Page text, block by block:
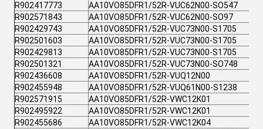
R902417773
AA10VO85DFR1/52R-VUC62N00-SO547
R902571843
AA10VO85DFR1/52R-VUC62N00-SO97
R902429743
AA10VO85DFR1/52R-VUC73N00-S1705
R902501603
AA10VO85DFR1/52R-VUC73N00-S1705
R902429813
AA10VO85DFR1/52R-VUC73N00-S1705
R902501321
AA10VO85DFR1/52R-VUC73N00-SO748
R902436608
AA10VO85DFR1/52R-VUQ12N00
R902455948
AA10VO85DFR1/52R-VUQ61N00-S1238
R902571915
AA10VO85DFR1/52R-VWC12K01
R902495922
AA10VO85DFR1/52R-VWC12K01
R902455686
AA10VO85DFR1/52R-VWC12K04